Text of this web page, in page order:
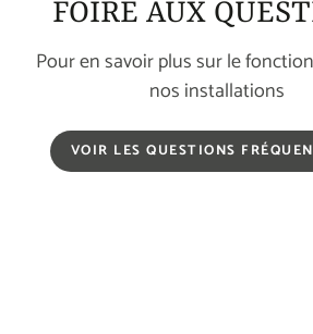
FOIRE AUX
Pour en savoir plus sur le
nos installations
VOIR LES QUESTIONS